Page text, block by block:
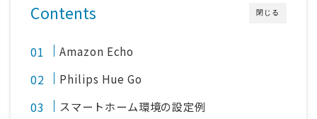
閉じる
Contents
Amazon Echo
Philips Hue Go
スマートホーム環境の設定例